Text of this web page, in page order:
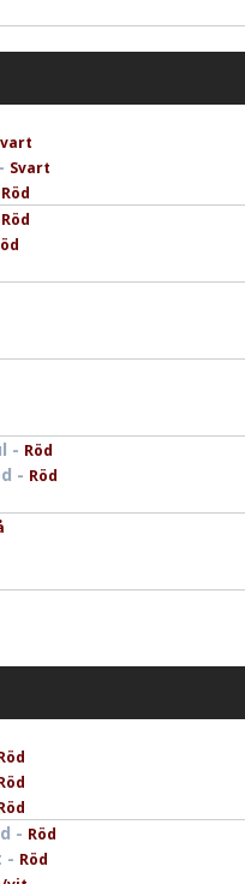
Svart
Röd
Röd
- Röd
- Röd
- Röd
- Röd